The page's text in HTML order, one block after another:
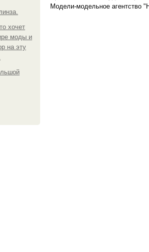
хочет
моды и
на эту
Модели-модельное агентство